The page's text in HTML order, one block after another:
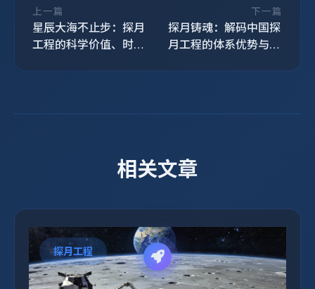
上一篇
星辰大海不止步：探月
工程的科学价值、时代
下一篇
探月铸魂：解码中国探
月工程的体系优势与航
相关文章
探月工程